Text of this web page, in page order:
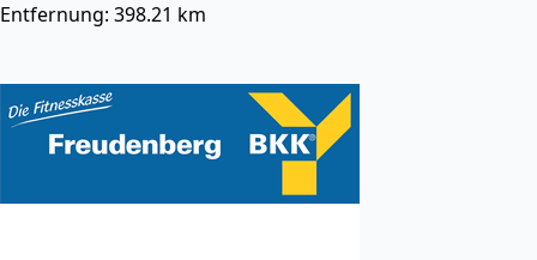
Entfernung: 398.21 km